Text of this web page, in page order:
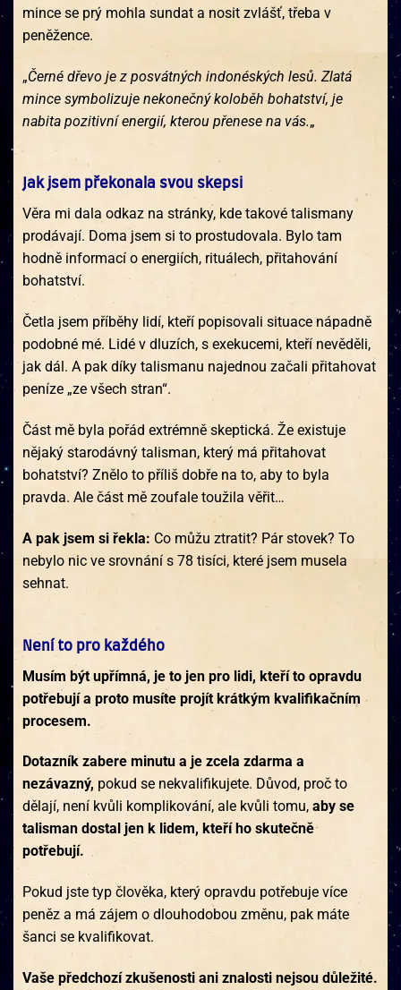
mince se prý mohla sundat a nosit zvlášť, třeba v
peněžence.
„Černé dřevo je z posvátných indonéských lesů. Zlatá
mince symbolizuje nekonečný koloběh bohatství, je
nabita pozitivní energií, kterou přenese na vás.„
Jak jsem překonala svou skepsi
Věra mi dala odkaz na stránky, kde takové talismany
prodávají. Doma jsem si to prostudovala. Bylo tam
hodně informací o energiích, rituálech, přitahování
bohatství.
Četla jsem příběhy lidí, kteří popisovali situace nápadně
podobné mé. Lidé v dluzích, s exekucemi, kteří nevěděli,
jak dál. A pak díky talismanu najednou začali přitahovat
peníze „ze všech stran“.
Část mě byla pořád extrémně skeptická. Že existuje
nějaký starodávný talisman, který má přitahovat
bohatství? Znělo to příliš dobře na to, aby to byla
pravda. Ale část mě zoufale toužila věřit…
A pak jsem si řekla: Co můžu ztratit? Pár stovek? To
nebylo nic ve srovnání s 78 tisíci, které jsem musela
sehnat.
Není to pro každého
Musím být upřímná, je to jen pro lidi, kteří to opravdu
potřebují a proto musíte projít krátkým kvalifikačním
procesem.
Dotazník zabere minutu a je zcela zdarma a
nezávazný, pokud se nekvalifikujete. Důvod, proč to
dělají, není kvůli komplikování, ale kvůli tomu, aby se
talisman dostal jen k lidem, kteří ho skutečně
potřebují.
Pokud jste typ člověka, který opravdu potřebuje více
peněz a má zájem o dlouhodobou změnu, pak máte
šanci se kvalifikovat.
Vaše předchozí zkušenosti ani znalosti nejsou důležité.